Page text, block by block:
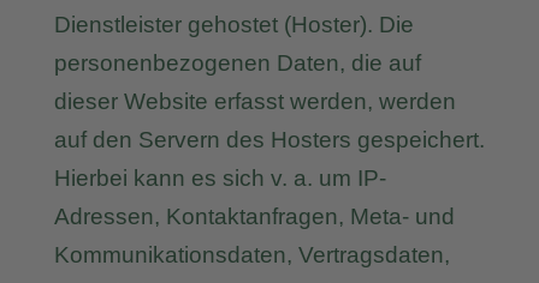
Dienstleister gehostet (Hoster). Die
personenbezogenen Daten, die auf
dieser Website erfasst werden, werden
auf den Servern des Hosters gespeichert.
Hierbei kann es sich v. a. um IP-
Adressen, Kontaktanfragen, Meta- und
Kommunikationsdaten, Vertragsdaten,